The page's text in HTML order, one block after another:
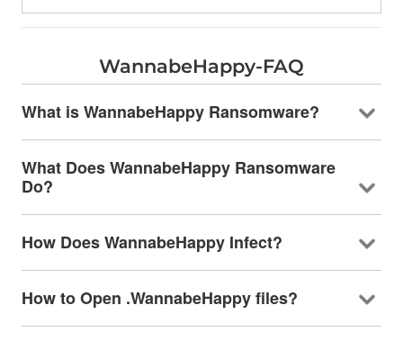
WannabeHappy-FAQ
What is WannabeHappy Ransomware?
What Does WannabeHappy Ransomware
Do?
How Does WannabeHappy Infect?
How to Open .WannabeHappy files?